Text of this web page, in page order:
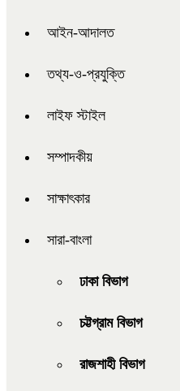
আইন-আদালত
তথ্য-ও-প্রযুক্তি
লাইফ স্টাইল
সম্পাদকীয়
সাক্ষাৎকার
সারা-বাংলা
ঢাকা বিভাগ
চট্টগ্রাম বিভাগ
রাজশাহী বিভাগ